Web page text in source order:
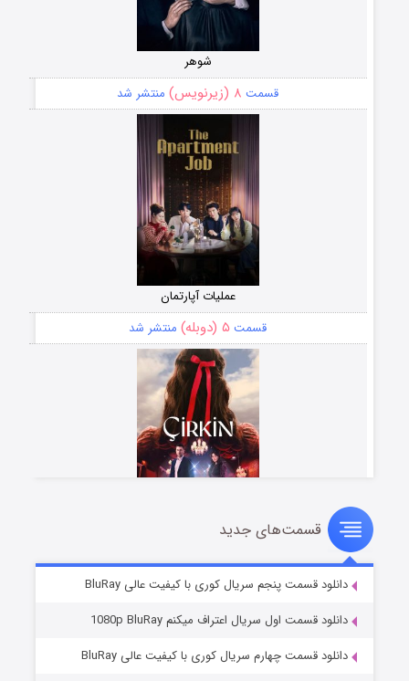
شوهر
قسمت ۸ (زیرنویس) منتشر شد
عملیات آپارتمان
قسمت ۵ (دوبله) منتشر شد
سریال زشت
قسمت۲ (زیرنویس) منتشر شد
قسمت‌های جدید
دانلود قسمت پنجم سریال کوری با کیفیت عالی BluRay
دانلود قسمت اول سریال اعتراف میکنم 1080p BluRay
دانلود قسمت چهارم سریال کوری با کیفیت عالی BluRay